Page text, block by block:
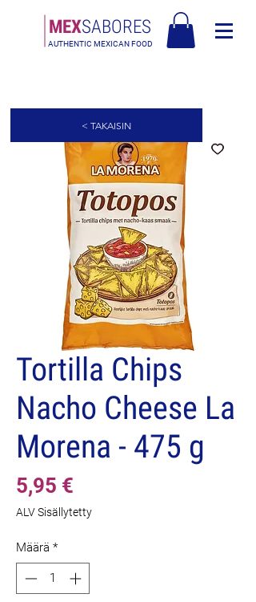
MEXSABORES
AUTHENTIC MEXICAN FOOD
Tortilla Chips
Nacho Cheese La
Morena - 475 g
5,95 €
ALV Sisällytetty
Määrä *
< TAKAISIN